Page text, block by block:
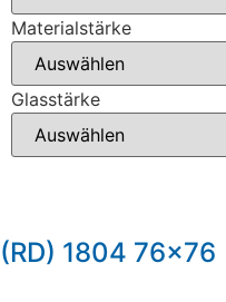
Materialstärke
Glasstärke
(RD) 1804 76×76